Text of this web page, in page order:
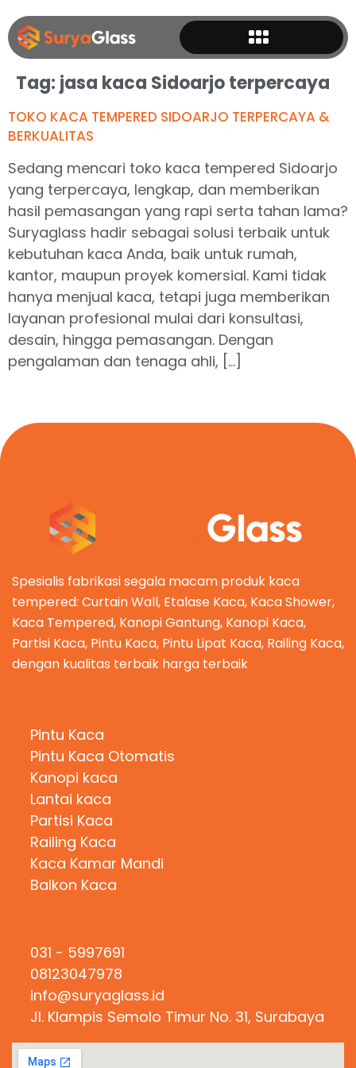
Tag: jasa kaca Sidoarjo terpercaya
TOKO KACA TEMPERED SIDOARJO TERPERCAYA &
BERKUALITAS
Sedang mencari toko kaca tempered Sidoarjo
yang terpercaya, lengkap, dan memberikan
hasil pemasangan yang rapi serta tahan lama?
Suryaglass hadir sebagai solusi terbaik untuk
kebutuhan kaca Anda, baik untuk rumah,
kantor, maupun proyek komersial. Kami tidak
hanya menjual kaca, tetapi juga memberikan
layanan profesional mulai dari konsultasi,
desain, hingga pemasangan. Dengan
pengalaman dan tenaga ahli, […]
Spesialis fabrikasi segala macam produk kaca
tempered: Curtain Wall, Etalase Kaca, Kaca Shower,
Kaca Tempered, Kanopi Gantung, Kanopi Kaca,
Partisi Kaca, Pintu Kaca, Pintu Lipat Kaca, Railing Kaca,
dengan kualitas terbaik harga terbaik
Pintu Kaca
Pintu Kaca Otomatis
Kanopi kaca
Lantai kaca
Partisi Kaca
Railing Kaca
Kaca Kamar Mandi
Balkon Kaca
031 - 5997691
08123047978
info@suryaglass.id
Jl. Klampis Semolo Timur No. 31, Surabaya